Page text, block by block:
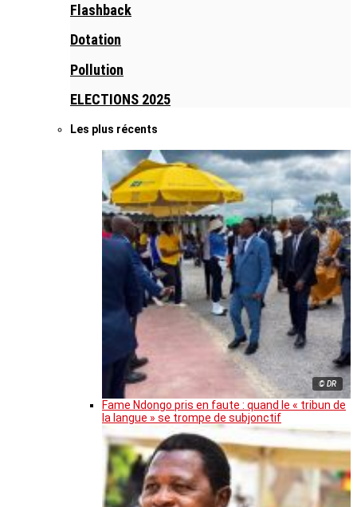
Flashback
Dotation
Pollution
ELECTIONS 2025
Les plus récents
© DR
Fame Ndongo pris en faute : quand le « tribun de
la langue » se trompe de subjonctif